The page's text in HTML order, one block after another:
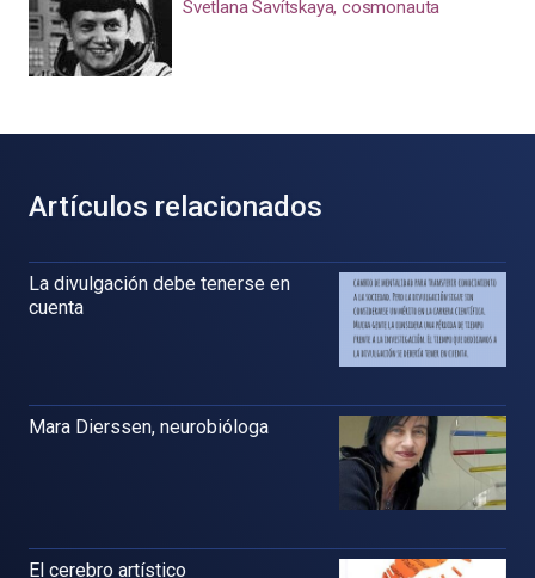
Svetlana Savítskaya, cosmonauta
Artículos relacionados
La divulgación debe tenerse en
cuenta
Mara Dierssen, neurobióloga
El cerebro artístico